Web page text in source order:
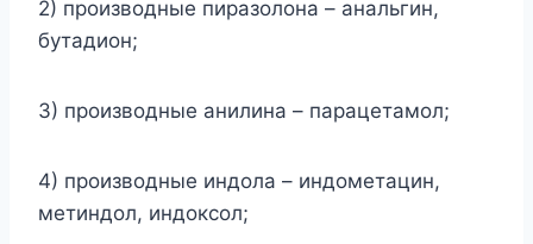
2) производные пиразолона – анальгин,
бутадион;
3) производные анилина – парацетамол;
4) производные индола – индометацин,
метиндол, индоксол;